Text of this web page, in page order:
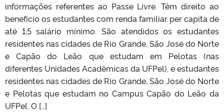
informações referentes ao Passe Livre. Têm direito ao
benefício os estudantes com renda familiar per capita de
até 1,5 salário mínimo. São atendidos os estudantes
residentes nas cidades de Rio Grande, São José do Norte
e Capão do Leão que estudam em Pelotas (nas
diferentes Unidades Acadêmicas da UFPel), e estudantes
residentes nas cidades de Rio Grande, São José do Norte
e Pelotas que estudam no Campus Capão do Leão da
UFPel. O […]